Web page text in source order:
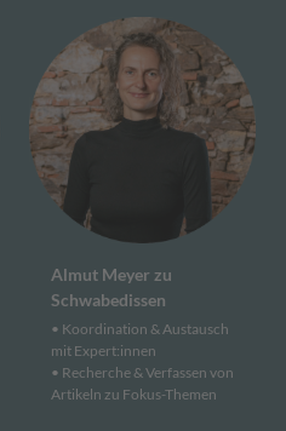
Almut Meyer zu
Schwabedissen
• Koordi­nation & Aus­tausch
mit Expert:innen
• Recherche & Verfassen von
Artikeln zu Fokus-Themen